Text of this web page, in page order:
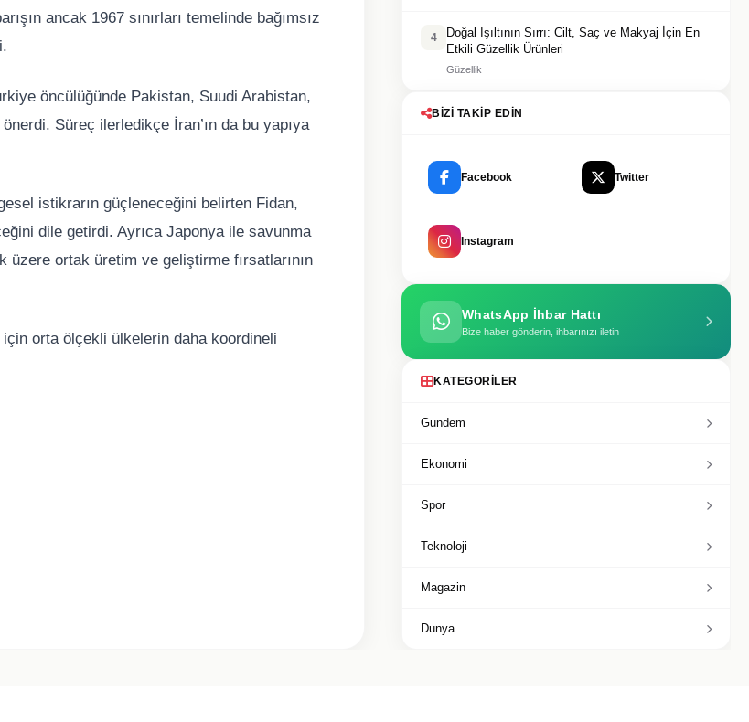
ancak 1967 sınırları temelinde bağımsız
öncülüğünde Pakistan, Suudi Arabistan,
Süreç ilerledikçe İran’ın da bu yapıya
istikrarın güçleneceğini belirten Fidan,
dile getirdi. Ayrıca Japonya ile savunma
ortak üretim ve geliştirme fırsatlarının
orta ölçekli ülkelerin daha koordineli
4
Doğal Işıltının Sırrı: Cilt, Saç ve Makyaj İçin En
Etkili Güzellik Ürünleri
Güzellik
BIZI TAKIP EDIN
Facebook Twitter
Instagram
WhatsApp İhbar Hattı
Bize haber gönderin, ihbarınızı iletin
KATEGORILER
Gundem
Ekonomi
Spor
Teknoloji
Magazin
Dunya